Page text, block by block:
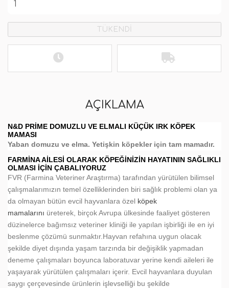
TÜKENDİ
AÇIKLAMA
N&D PRIME DOMUZLU VE ELMALI KÜÇÜK IRK KÖPEK
MAMASI
Yaban domuzu ve elma. Yetişkin köpekler için tam mamadır.
FARMINA AILESI OLARAK KÖPEĞINIZIN HAYATININ SAĞLIKLI
OLMASI İÇIN ÇABALIYORUZ
FVR (Farmina Veteriner Araştırma) tarafından yürütülen bilimsel
çalışmalarımızın temel özelliklerinden biri sağlık problemi olan ya
da olmayan bütün evcil hayvanlara özel köpek
mamalarını üreterek, birçok Avrupa ülkesinde faaliyet gösteren
düzinelerce bağımsız veteriner kliniği ile yapılan işbirliği ile en iyi
beslenme çözümü sunmaktır.Hayvan refahına uygun olacak
şekilde diyet dışında yaşam tarzında bir değişiklik yapmadan
deneme çalışmaları boyunca laboratuvar yerine kendi aileleri ile
yaşayarak yürütülen çalışmaları içerir. Evcil hayvanlara duyulan
saygı çerçevesinde ürünlerin işlevselliği bu şekilde